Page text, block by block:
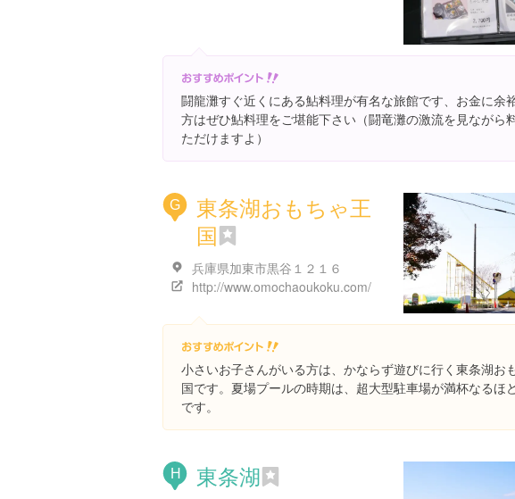
闘龍灘すぐ近くにある鮎料理が有名な旅館です、お金に余
方はぜひ鮎料理をご堪能下さい（闘竜灘の激流を見ながら
ただけますよ）
G
東条湖おもちゃ王
国
兵庫県加東市黒谷１２１６
http://www.omochaoukoku.com/
小さいお子さんがいる方は、かならず遊びに行く東条湖お
国です。夏場プールの時期は、超大型駐車場が満杯なるほ
です。
H 東条湖